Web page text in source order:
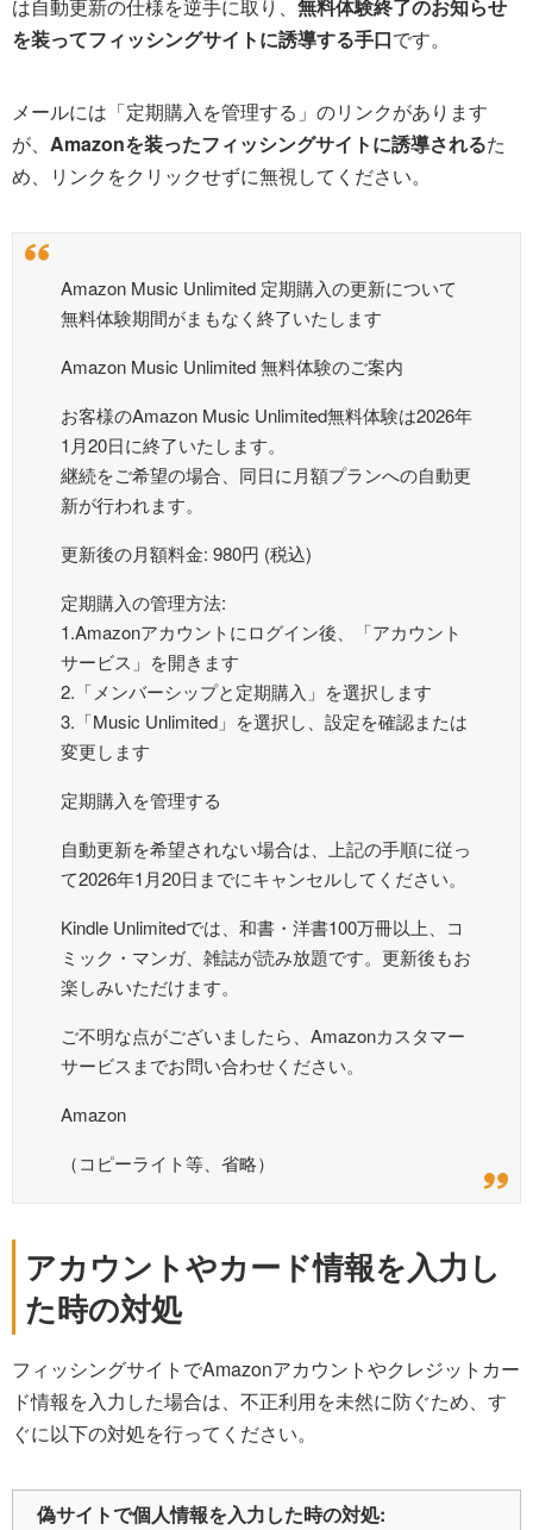
は自動更新の仕様を逆手に取り、 無料体験終了のお知らせ
を装ってフィッシングサイトに誘導する手口です。
メールには「定期購入を管理する」のリンクがあります
が、 Amazonを装ったフィッシングサイトに誘導されるた
め、リンクをクリックせずに無視してください。
Amazon Music Unlimited 定期購入の更新について
無料体験期間がまもなく終了いたします
Amazon Music Unlimited 無料体験のご案内
お客様のAmazon Music Unlimited無料体験は2026年
1月20日に終了いたします。
継続をご希望の場合、同日に月額プランへの自動更
新が行われます。
更新後の月額料金: 980円 (税込)
定期購入の管理方法:
1.Amazonアカウントにログイン後、「アカウント
サービス」を開きます
2.「メンバーシップと定期購入」を選択します
3.「Music Unlimited」を選択し、設定を確認または
変更します
定期購入を管理する
自動更新を希望されない場合は、上記の手順に従っ
て2026年1月20日までにキャンセルしてください。
Kindle Unlimitedでは、和書・洋書100万冊以上、コ
ミック・マンガ、雑誌が読み放題です。更新後もお
楽しみいただけます。
ご不明な点がございましたら、Amazonカスタマー
サービスまでお問い合わせください。
Amazon
（コピーライト等、省略）
アカウントやカード情報を入力し
た時の対処
フィッシングサイトでAmazonアカウントやクレジットカー
ド情報を入力した場合は、不正利用を未然に防ぐため、す
ぐに以下の対処を行ってください。
偽サイトで個人情報を入力した時の対処: